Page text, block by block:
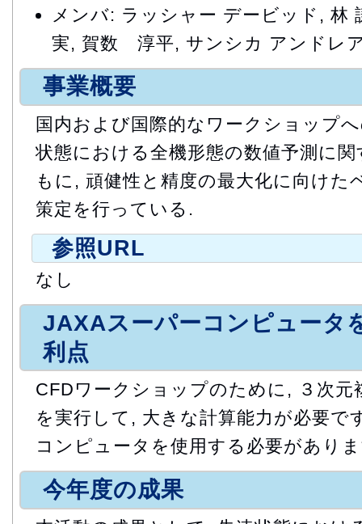
メンバ: ラッシャー デービッド, 林
実, 賀数 淳平, サンシカ アンドレ
事業概要
国内および国際的なワークショップ
状態における全機形態の数値予測に
もに, 頑健性と精度の最大化に向けた
策定を行っている.
参照URL
なし
JAXAスーパーコンピュータ
利点
CFDワークショップのために, ３次元
を実行して, 大きな計算能力が必要で
コンピュータを使用する必要があり
今年度の成果